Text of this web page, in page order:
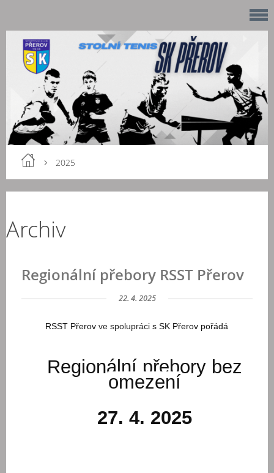
2025
Archiv
Regionální přebory RSST Přerov
22. 4. 2025
RSST Přerov ve spolupráci s SK Přerov pořádá
Regionální přebory bez
omezení
27. 4. 2025